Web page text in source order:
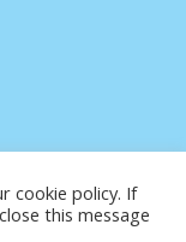
cookie policy. If
this message